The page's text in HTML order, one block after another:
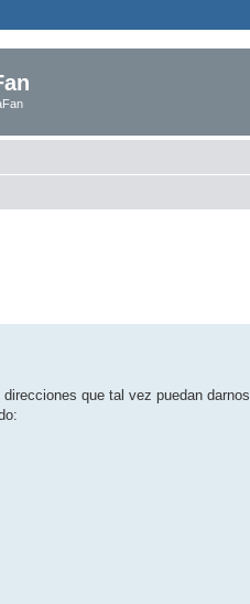
que tal vez puedan darnos